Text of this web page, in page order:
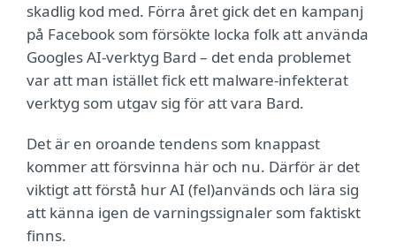
skadlig kod med. Förra året gick det en kampanj
på Facebook som försökte locka folk att använda
Googles AI-verktyg Bard – det enda problemet
var att man istället fick ett malware-infekterat
verktyg som utgav sig för att vara Bard.
Det är en oroande tendens som knappast
kommer att försvinna här och nu. Därför är det
viktigt att förstå hur AI (fel)används och lära sig
att känna igen de varningssignaler som faktiskt
finns.